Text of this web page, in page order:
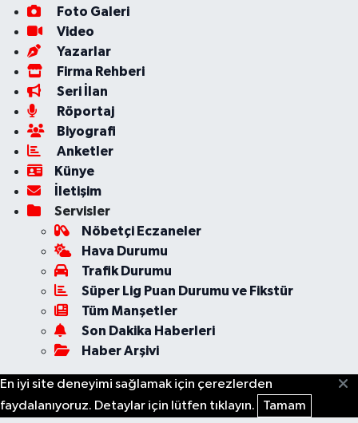
Foto Galeri
Video
Yazarlar
Firma Rehberi
Seri İlan
Röportaj
Biyografi
Anketler
Künye
İletişim
Servisler
Nöbetçi Eczaneler
Hava Durumu
Trafik Durumu
Süper Lig Puan Durumu ve Fikstür
Tüm Manşetler
Son Dakika Haberleri
Haber Arşivi
En iyi site deneyimi sağlamak için çerezlerden
faydalanıyoruz. Detaylar için lütfen tıklayın.
Tamam